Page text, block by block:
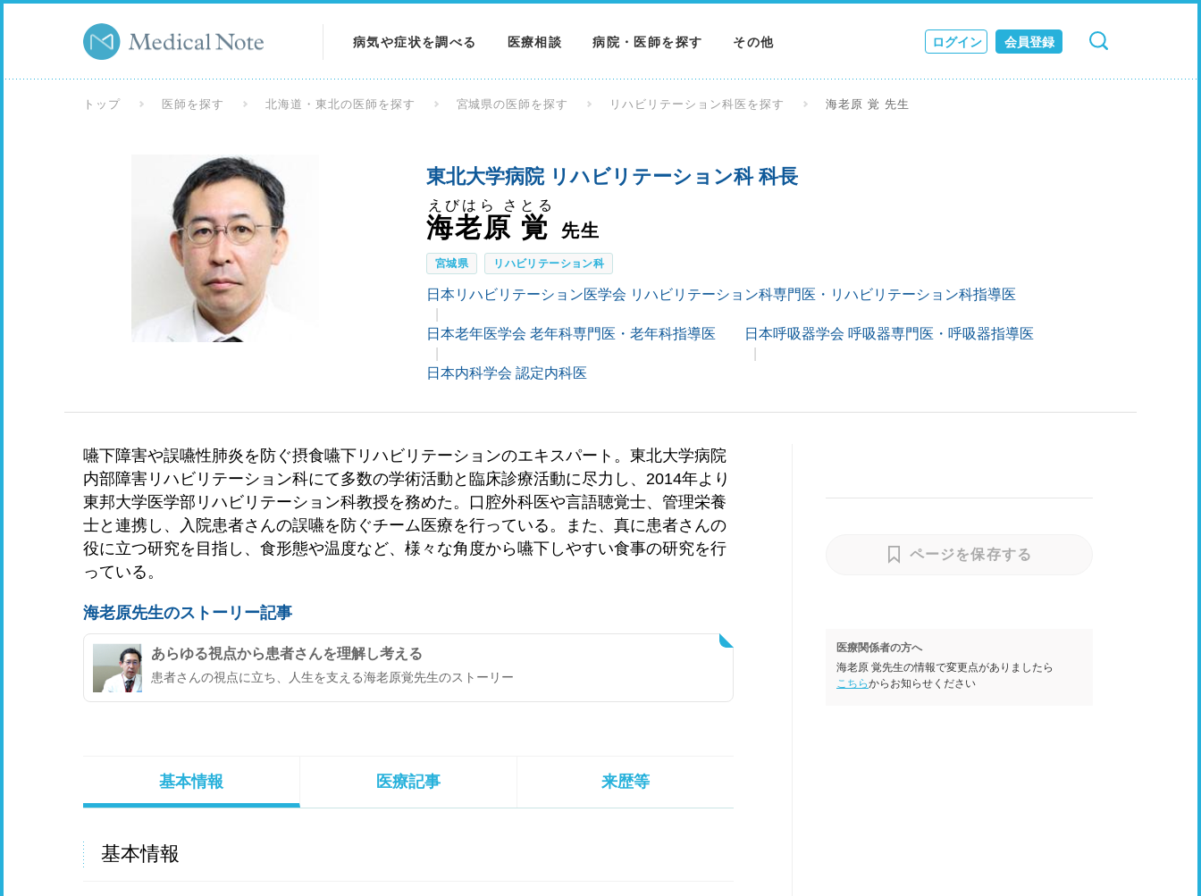
病気や症状を調べる
検査を調べる
医療相談 病院・医師を探す その他 ログイン 会員登録
検索 キャンセル
トップ 医師を探す 北海道・東北の医師を探す 宮城県の医師を探す リハビリテーション科医を探す 海老原 覚 先生
東北大学病院 リハビリテーション科 科長
海老原 覚
えびはら さとる
先生
宮城県 リハビリテーション科
日本リハビリテーション医学会 リハビリテーション科専門医・リハビリテーション科指導医
日本老年医学会 老年科専門医・老年科指導医 日本呼吸器学会 呼吸器専門医・呼吸器指導医
日本内科学会 認定内科医
嚥下障害や誤嚥性肺炎を防ぐ摂食嚥下リハビリテーションのエキスパート。東北大学病院
内部障害リハビリテーション科にて多数の学術活動と臨床診療活動に尽力し、2014年より
東邦大学医学部リハビリテーション科教授を務めた。口腔外科医や言語聴覚士、管理栄養
士と連携し、入院患者さんの誤嚥を防ぐチーム医療を行っている。また、真に患者さんの
役に立つ研究を目指し、食形態や温度など、様々な角度から嚥下しやすい食事の研究を行
っている。
海老原先生のストーリー記事
あらゆる視点から患者さんを理解し考える
患者さんの視点に立ち、人生を支える海老原覚先生のストーリー
基本情報 医療記事 来歴等
基本情報
ページを保存する
医療関係者の方へ
海老原 覚先生の情報で変更点がありましたら
こちらからお知らせください